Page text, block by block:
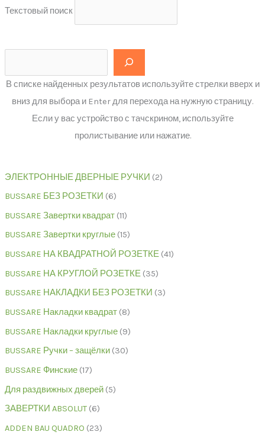
Текстовый поиск
В списке найденных результатов используйте стрелки вверх и
вниз для выбора и Enter для перехода на нужную страницу.
Если у вас устройство с тачскрином, используйте
пролистывание или нажатие.
ЭЛЕКТРОННЫЕ ДВЕРНЫЕ РУЧКИ 2
BUSSARE БЕЗ РОЗЕТКИ 6
BUSSARE Завертки квадрат 11
BUSSARE Завертки круглые 15
BUSSARE НА КВАДРАТНОЙ РОЗЕТКЕ 41
BUSSARE НА КРУГЛОЙ РОЗЕТКЕ 35
BUSSARE НАКЛАДКИ БЕЗ РОЗЕТКИ 3
BUSSARE Накладки квадрат 8
BUSSARE Накладки круглые 9
BUSSARE Ручки – защёлки 30
BUSSARE Финские 17
Для раздвижных дверей 5
ЗАВЕРТКИ ABSOLUT 6
ADDEN BAU QUADRO 23